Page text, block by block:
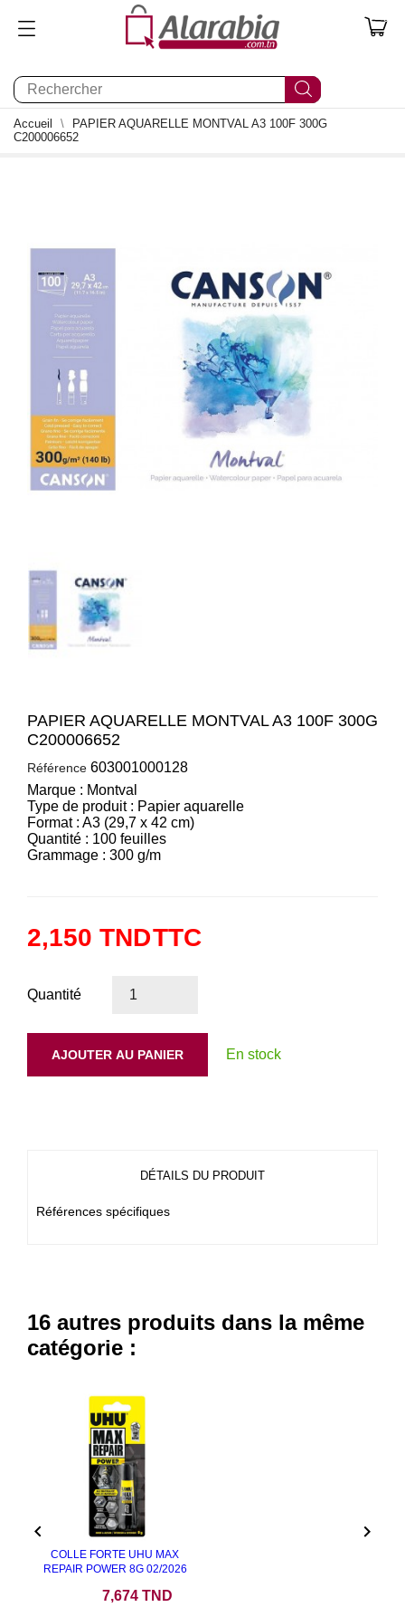
0
Accueil
PAPIER AQUARELLE MONTVAL A3 100F 300G
C200006652
PAPIER AQUARELLE MONTVAL A3 100F 300G
C200006652
Référence 603001000128
Marque : Montval
Type de produit : Papier aquarelle
Format : A3 (29,7 x 42 cm)
Quantité : 100 feuilles
Grammage : 300 g/m
2,150 TNDTTC
Quantité
AJOUTER AU PANIER En stock
DÉTAILS DU PRODUIT
Références spécifiques
16 autres produits dans la même
catégorie :
COLLE FORTE UHU MAX
REPAIR POWER 8G 02/2026
7,674 TND
 